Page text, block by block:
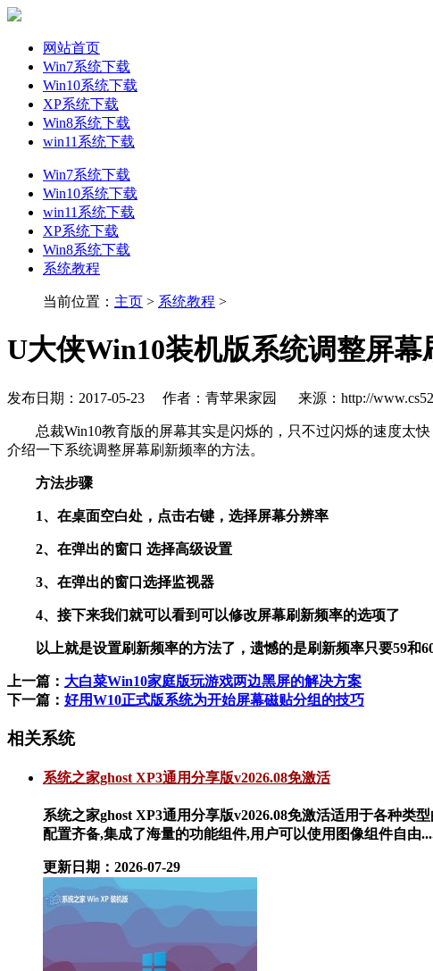
网站首页
Win7系统下载
Win10系统下载
XP系统下载
Win8系统下载
win11系统下载
Win7系统下载
Win10系统下载
win11系统下载
XP系统下载
Win8系统下载
系统教程
当前位置： 主页 > 系统教程 >
U大侠Win10装机版系统调整屏
发布日期：2017-05-23 作者：青苹果家园 来源：http://
总裁Win10教育版的屏幕其实是闪烁的，只不过闪烁的速度太快
介绍一下系统调整屏幕刷新频率的方法。
方法步骤
1、在桌面空白处，点击右键，选择屏幕分辨率
2、在弹出的窗口 选择高级设置
3、在弹出的窗口选择监视器
4、接下来我们就可以看到可以修改屏幕刷新频率的选项了
以上就是设置刷新频率的方法了，遗憾的是刷新频率只要59和
上一篇： 大白菜Win10家庭版玩游戏两边黑屏的解决方案
下一篇： 好用W10正式版系统为开始屏幕磁贴分组的技巧
相关系统
系统之家ghost XP3通用分享版v2026.08免激活
系统之家ghost XP3通用分享版v2026.08免激活适用于各种
配置齐备,集成了海量的功能组件,用户可以使用图像组件自由
更新日期：2026-07-29